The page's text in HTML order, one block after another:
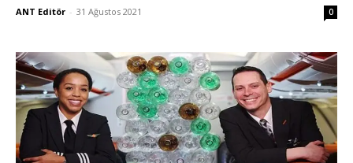
ANT Editör - 31 Ağustos 2021 0